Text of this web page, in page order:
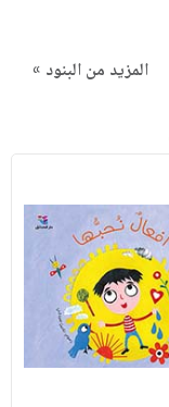
المزيد من البنود »